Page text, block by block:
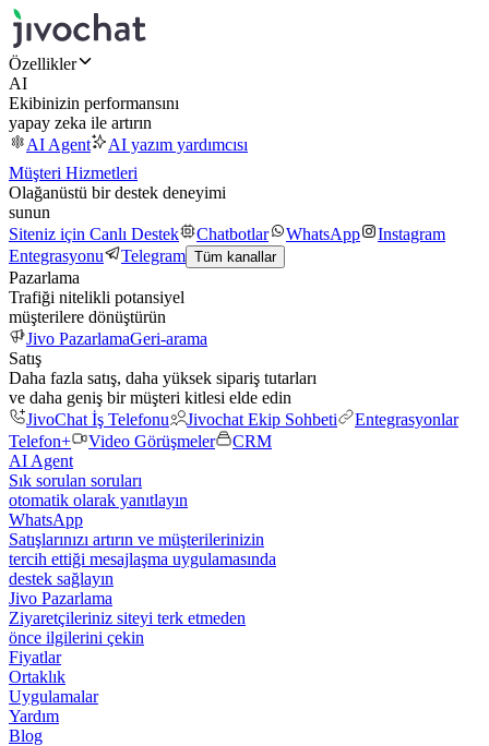
Özellikler
AI
Ekibinizin performansını
yapay zeka ile artırın
AI Agent
AI yazım yardımcısı
Müşteri Hizmetleri
Olağanüstü bir destek deneyimi
sunun
Siteniz için Canlı Destek
Chatbotlar WhatsApp
Instagram
Entegrasyonu
Telegram Tüm kanallar
Pazarlama
Trafiği nitelikli potansiyel
müşterilere dönüştürün
Jivo PazarlamaGeri-arama
Satış
Daha fazla satış, daha yüksek sipariş tutarları
ve daha geniş bir müşteri kitlesi elde edin
JivoChat İş Telefonu
Jivochat Ekip Sohbeti
Entegrasyonlar
Telefon+
Video Görüşmeler
CRM
AI Agent
Sık sorulan soruları
otomatik olarak yanıtlayın
WhatsApp
Satışlarınızı artırın ve müşterilerinizin
tercih ettiği mesajlaşma uygulamasında
destek sağlayın
Jivo Pazarlama
Ziyaretçileriniz siteyi terk etmeden
önce ilgilerini çekin
Fiyatlar
Ortaklık
Uygulamalar
Yardım
Blog